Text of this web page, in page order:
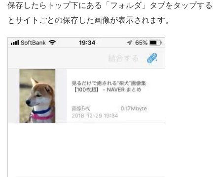
保存したらトップ下にある「フォルダ」タブをタップする
とサイトごとの保存した画像が表示されます。